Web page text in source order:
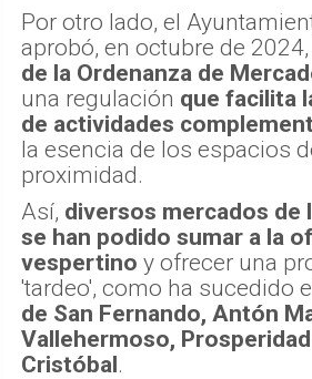
Por otro lado, el
aprobó, en octubre de 2024,
de la Ordenanza de
una regulación que facilita
de actividades
la esencia de los espacios
proximidad.
Así, diversos mercados de
se han podido sumar a la
vespertino y ofrecer una
'tardeo', como ha sucedido
de San Fernando, Antón
Vallehermoso,
Cristóbal.